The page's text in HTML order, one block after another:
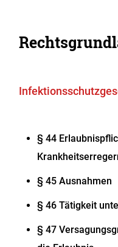
§ 44
§ 45 Ausnahmen
§ 46 Tätigkeit
§ 47